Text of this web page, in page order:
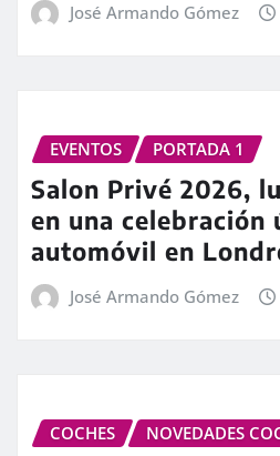
José Armando Gómez
EVENTOS PORTADA 1
Salon Privé 2026,
en una celebración
automóvil en
José Armando Gómez
COCHES NOVEDADES